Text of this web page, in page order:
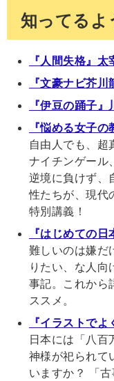
知ってるよ
『人間失格』太
『文豪ナビ芥川
『伊豆の踊子』
『悩める女子
自由人でも、超
ナイチンゲール
逆境に負けず、
性たちが、現代
特別講義！
『はじめての日
難しいのは嫌だ
りたい、な人向
事記。これから
ススメ。
『イラストでよ
日本には「八百
神様が祀られて
いますか？ 「